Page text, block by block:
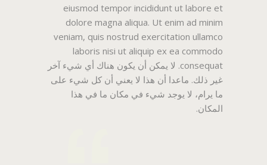
eiusmod tempor incididunt ut labore et
dolore magna aliqua. Ut enim ad minim
veniam, quis nostrud exercitation ullamco
laboris nisi ut aliquip ex ea commodo
consequat. لا يمكن أن يكون هناك أي شيء آخر
غير ذلك. ماعدا أن هذا لا يعني أن كل شيء على
ما يرام، لا يوجد شيء في مكان ما في هذا
المكان.